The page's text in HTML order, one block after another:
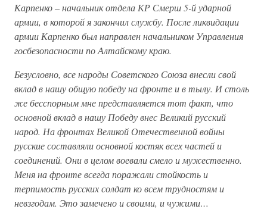
Карпенко – начальник отдела КР Смерш 5-й ударной
армии, в которой я закончил службу. После ликвидации
армии Карпенко был направлен начальником Управления
госбезопасности по Алтайскому краю.
Безусловно, все народы Советского Союза внесли свой
вклад в нашу общую победу на фронте и в тылу. И столь
же бесспорным мне представляется тот факт, что
основной вклад в нашу Победу внес Великий русский
народ. На фронтах Великой Отечественной войны
русские составляли основной костяк всех частей и
соединений. Они в целом воевали смело и мужественно.
Меня на фронте всегда поражали стойкость и
терпимость русских солдат ко всем трудностям и
невзгодам. Это замечено и своими, и чужими…